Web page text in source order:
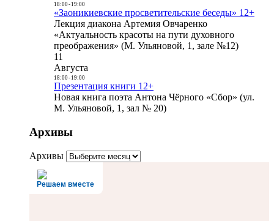
18:00- 19:00
«Заоникиевские просветительские беседы» 12+
Лекция диакона Артемия Овчаренко
«Актуальность красоты на пути духовного
преображения» (М. Ульяновой, 1, зале №12)
11
Августа
18:00- 19:00
Презентация книги 12+
Новая книга поэта Антона Чёрного «Сбор» (ул.
М. Ульяновой, 1, зал № 20)
Архивы
Архивы
Решаем вместе